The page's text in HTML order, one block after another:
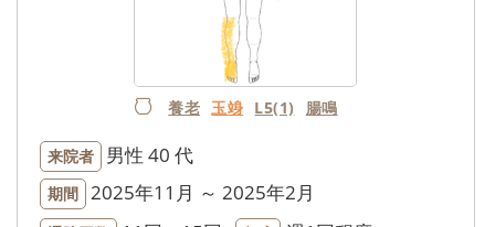
養老 玉竧 L5(1) 腸鳴
来院者 男性 40 代
期間 2025年11月 ～ 2025年2月